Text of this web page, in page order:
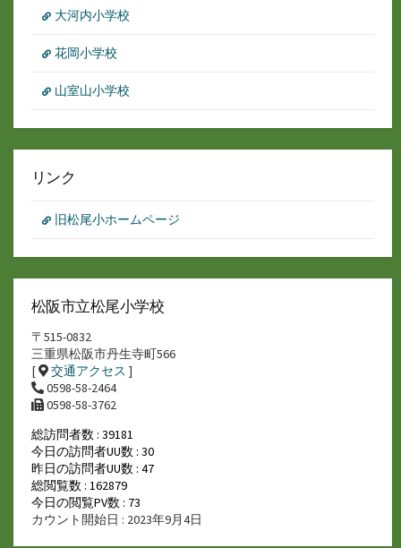
大河内小学校
花岡小学校
山室山小学校
リンク
旧松尾小ホームページ
松阪市立松尾小学校
〒515-0832
三重県松阪市丹生寺町566
[
交通アクセス ]
0598-58-2464
0598-58-3762
総訪問者数 : 39181
今日の訪問者UU数 : 30
昨日の訪問者UU数 : 47
総閲覧数 : 162879
今日の閲覧PV数 : 73
カウント開始日 : 2023年9月4日